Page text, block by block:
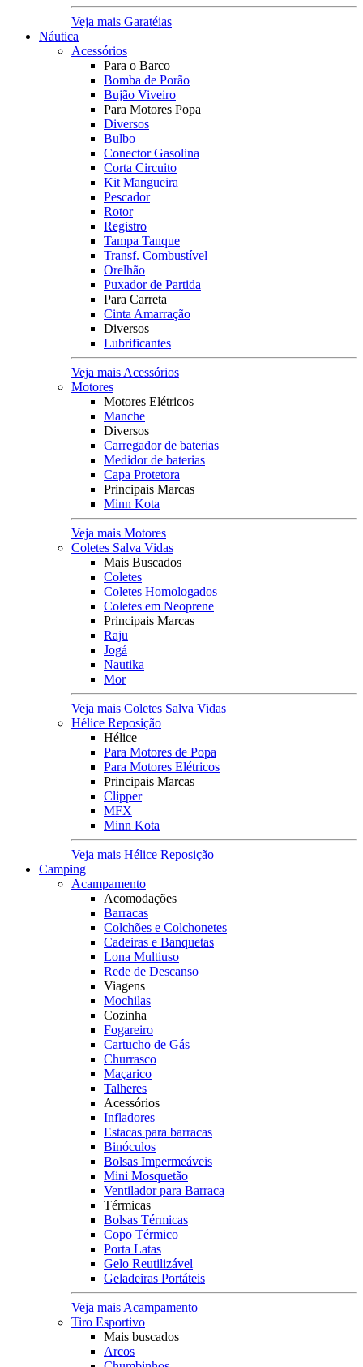
Veja mais Garatéias
Náutica
Acessórios
Para o Barco
Bomba de Porão
Bujão Viveiro
Para Motores Popa
Diversos
Bulbo
Conector Gasolina
Corta Circuito
Kit Mangueira
Pescador
Rotor
Registro
Tampa Tanque
Transf. Combustível
Orelhão
Puxador de Partida
Para Carreta
Cinta Amarração
Diversos
Lubrificantes
Veja mais Acessórios
Motores
Motores Elétricos
Manche
Diversos
Carregador de baterias
Medidor de baterias
Capa Protetora
Principais Marcas
Minn Kota
Veja mais Motores
Coletes Salva Vidas
Mais Buscados
Coletes
Coletes Homologados
Coletes em Neoprene
Principais Marcas
Raju
Jogá
Nautika
Mor
Veja mais Coletes Salva Vidas
Hélice Reposição
Hélice
Para Motores de Popa
Para Motores Elétricos
Principais Marcas
Clipper
MFX
Minn Kota
Veja mais Hélice Reposição
Camping
Acampamento
Acomodações
Barracas
Colchões e Colchonetes
Cadeiras e Banquetas
Lona Multiuso
Rede de Descanso
Viagens
Mochilas
Cozinha
Fogareiro
Cartucho de Gás
Churrasco
Maçarico
Talheres
Acessórios
Infladores
Estacas para barracas
Binóculos
Bolsas Impermeáveis
Mini Mosquetão
Ventilador para Barraca
Térmicas
Bolsas Térmicas
Copo Térmico
Porta Latas
Gelo Reutilizável
Geladeiras Portáteis
Veja mais Acampamento
Tiro Esportivo
Mais buscados
Arcos